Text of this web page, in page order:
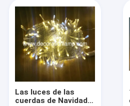
Productos
Sobre nosotros
Recorrido por la fábrica
Las luces de las
cuerdas de Navidad